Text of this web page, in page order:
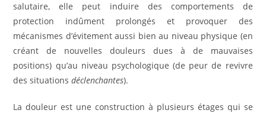
salutaire, elle peut induire des comportements de
protection indûment prolongés et provoquer des
mécanismes d’évitement aussi bien au niveau physique (en
créant de nouvelles douleurs dues à de mauvaises
positions) qu’au niveau psychologique (de peur de revivre
des situationsdéclenchantes).
La douleur est une construction à plusieurs étages qui se